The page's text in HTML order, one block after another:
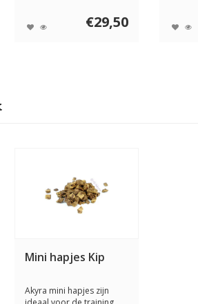
€29,50
Mini hapjes Kip
Akyra mini hapjes zijn